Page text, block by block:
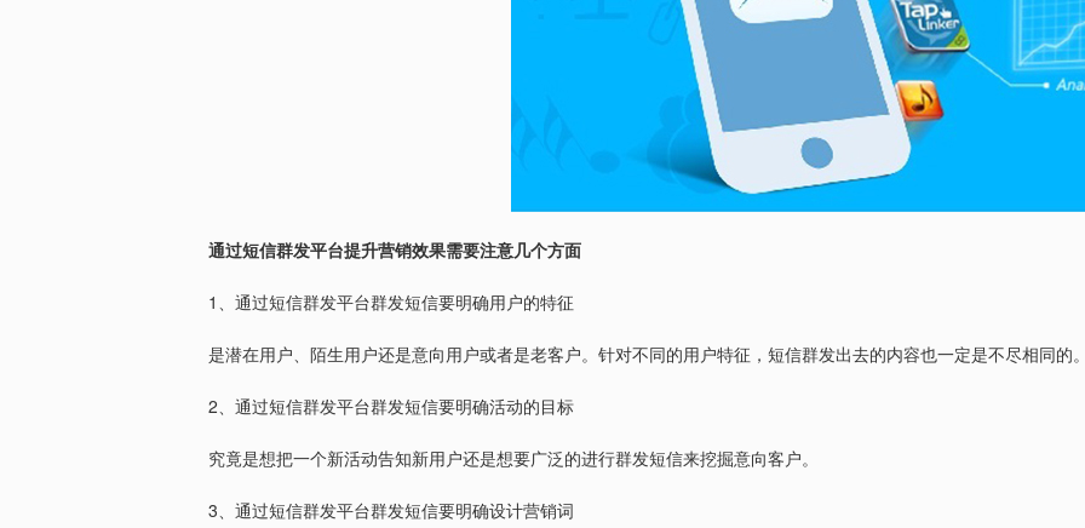
通过短信群发平台提升营销效果需要注意几个方面
1 、通过短信群发平台群发短信要明确用户的特征
是潜在用户、陌生用户还是意向用户或者是老客户。针对不同的用户特征，短信群发出去的内容也一定是不尽相同的
2、通过短信群发平台群发短信要明确活动的目标
究竟是想把一个新活动告知新用户还是想要广泛的进行群发短信来挖掘意向客户。
3、通过短信群发平台群发短信要明确设计营销词